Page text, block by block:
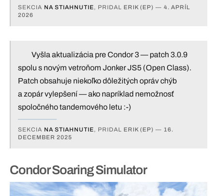
SEKCIA NA STIAHNUTIE, PRIDAL ERIK (EP) — 4. APRÍL
2026
Vyšla aktualizácia pre Condor 3 — patch 3.0.9
spolu s novým vetroňom Jonker JS5 (Open Class).
Patch obsahuje niekoľko dôležitých opráv chýb
a zopár vylepšení — ako napríklad nemožnosť
spoločného tandemového letu :-)
SEKCIA NA STIAHNUTIE, PRIDAL ERIK (EP) — 16.
DECEMBER 2025
Condor Soaring Simulator